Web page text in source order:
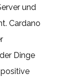
und
Cardano
Dinge